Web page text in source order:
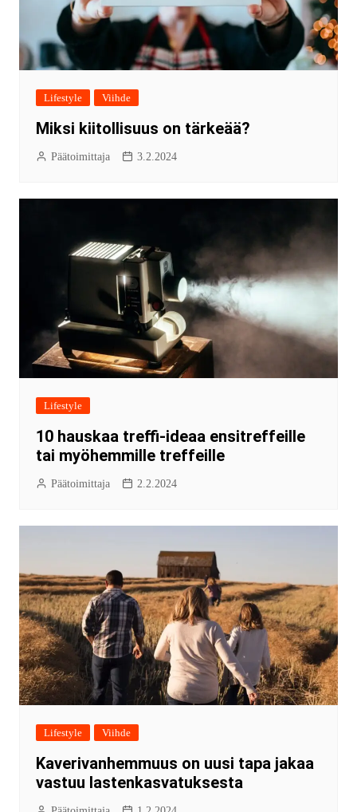
Lifestyle Viihde
Miksi kiitollisuus on tärkeää?
Päätoimittaja 3.2.2024
Lifestyle
10 hauskaa treffi-ideaa ensitreffeille
tai myöhemmille treffeille
Päätoimittaja 2.2.2024
Lifestyle Viihde
Kaverivanhemmuus on uusi tapa jakaa
vastuu lastenkasvatuksesta